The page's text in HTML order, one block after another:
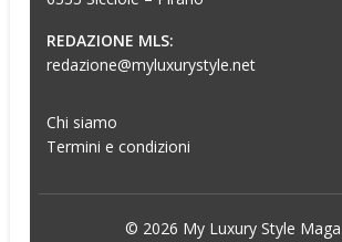
REDAZIONE MLS:
redazione@myluxurystyle.net
Chi siamo
Termini e condizioni
© 2026 My Luxury Style